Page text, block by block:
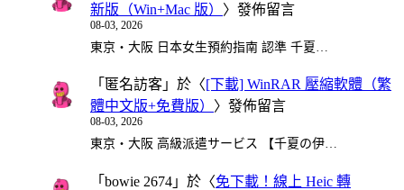
新版（Win+Mac 版） 〉發佈留言
08-03, 2026
東京・大阪 日本女生預約指南 認準 千夏…
「 匿名訪客 」於〈[下載] WinRAR 壓縮軟體（繁
體中文版+免費版） 〉發佈留言
08-03, 2026
東京・大阪 高級派遣サービス 【千夏の伊…
「 bowie 2674 」於〈免下載！線上 Heic 轉